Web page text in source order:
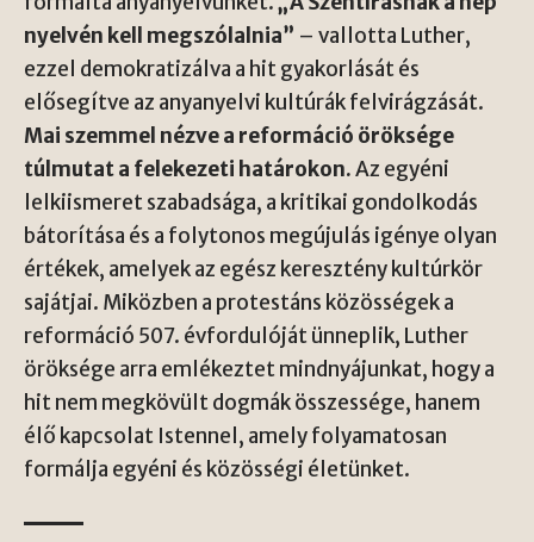
nyelvén kell megszólalnia” – vallotta Luther,
ezzel demokratizálva a hit gyakorlását és
elősegítve az anyanyelvi kultúrák felvirágzását.
Mai szemmel nézve a reformáció öröksége
túlmutat a felekezeti határokon.Az egyéni
lelkiismeret szabadsága, a kritikai gondolkodás
bátorítása és a folytonos megújulás igénye olyan
értékek, amelyek az egész keresztény kultúrkör
sajátjai. Miközben a protestáns közösségek a
reformáció 507. évfordulóját ünneplik, Luther
öröksége arra emlékeztet mindnyájunkat, hogy a
hit nem megkövült dogmák összessége, hanem
élő kapcsolat Istennel, amely folyamatosan
formálja egyéni és közösségi életünket.